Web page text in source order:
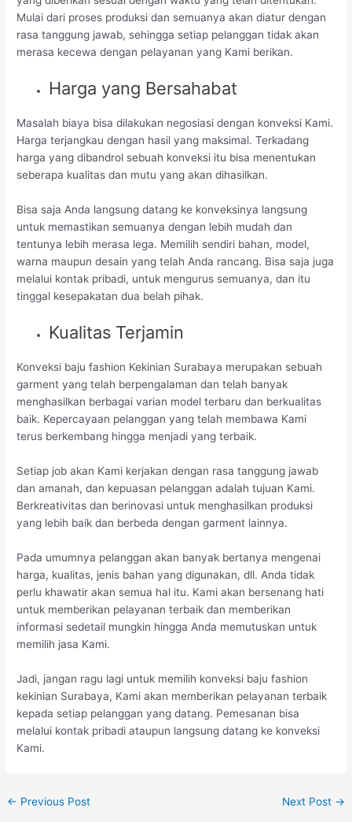
Mulai dari proses produksi dan semuanya akan diatur dengan
rasa tanggung jawab, sehingga setiap pelanggan tidak akan
merasa kecewa dengan pelayanan yang Kami berikan.
Harga yang Bersahabat
Masalah biaya bisa dilakukan negosiasi dengan konveksi Kami.
Harga terjangkau dengan hasil yang maksimal. Terkadang
harga yang dibandrol sebuah konveksi itu bisa menentukan
seberapa kualitas dan mutu yang akan dihasilkan.
Bisa saja Anda langsung datang ke konveksinya langsung
untuk memastikan semuanya dengan lebih mudah dan
tentunya lebih merasa lega. Memilih sendiri bahan, model,
warna maupun desain yang telah Anda rancang. Bisa saja juga
melalui kontak pribadi, untuk mengurus semuanya, dan itu
tinggal kesepakatan dua belah pihak.
Kualitas Terjamin
Konveksi baju fashion Kekinian Surabaya merupakan sebuah
garment yang telah berpengalaman dan telah banyak
menghasilkan berbagai varian model terbaru dan berkualitas
baik. Kepercayaan pelanggan yang telah membawa Kami
terus berkembang hingga menjadi yang terbaik.
Setiap job akan Kami kerjakan dengan rasa tanggung jawab
dan amanah, dan kepuasan pelanggan adalah tujuan Kami.
Berkreativitas dan berinovasi untuk menghasilkan produksi
yang lebih baik dan berbeda dengan garment lainnya.
Pada umumnya pelanggan akan banyak bertanya mengenai
harga, kualitas, jenis bahan yang digunakan, dll. Anda tidak
perlu khawatir akan semua hal itu. Kami akan bersenang hati
untuk memberikan pelayanan terbaik dan memberikan
informasi sedetail mungkin hingga Anda memutuskan untuk
memilih jasa Kami.
Jadi, jangan ragu lagi untuk memilih konveksi baju fashion
kekinian Surabaya, Kami akan memberikan pelayanan terbaik
kepada setiap pelanggan yang datang. Pemesanan bisa
melalui kontak pribadi ataupun langsung datang ke konveksi
Kami.
← Previous Post Next Post →